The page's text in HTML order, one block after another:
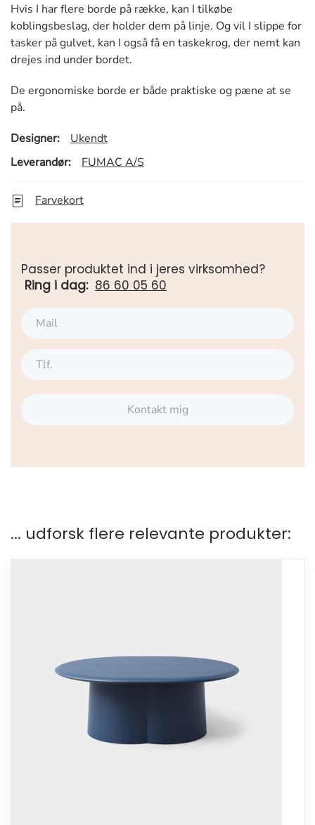
Hvis I har flere borde på række, kan I tilkøbe
koblingsbeslag, der holder dem på linje. Og vil I slippe for
tasker på gulvet, kan I også få en taskekrog, der nemt kan
drejes ind under bordet.
De ergonomiske borde er både praktiske og pæne at se
på.
Designer:
Ukendt
Leverandør:
FUMAC A/S
Farvekort
Passer produktet ind i jeres virksomhed?
Ring i dag: 86 60 05 60
Kontakt mig
... udforsk flere relevante produkter: